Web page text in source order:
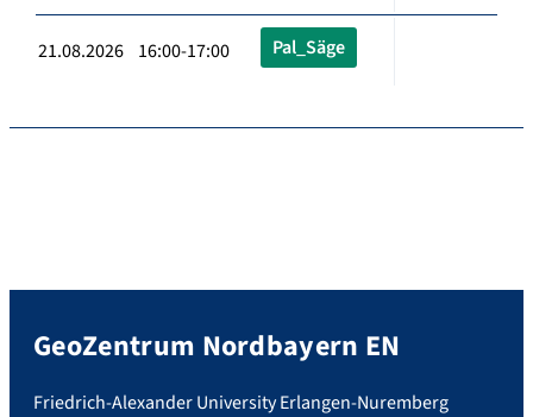
21.08.2026 16:00-17:00 Pal_Säge
GeoZentrum Nordbayern EN
Friedrich-Alexander University Erlangen-Nuremberg